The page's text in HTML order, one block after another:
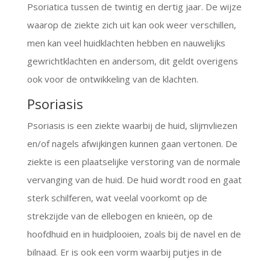
Psoriatica tussen de twintig en dertig jaar. De wijze
waarop de ziekte zich uit kan ook weer verschillen,
men kan veel huidklachten hebben en nauwelijks
gewrichtklachten en andersom, dit geldt overigens
ook voor de ontwikkeling van de klachten.
Psoriasis
Psoriasis is een ziekte waarbij de huid, slijmvliezen
en/of nagels afwijkingen kunnen gaan vertonen. De
ziekte is een plaatselijke verstoring van de normale
vervanging van de huid. De huid wordt rood en gaat
sterk schilferen, wat veelal voorkomt op de
strekzijde van de ellebogen en knieën, op de
hoofdhuid en in huidplooien, zoals bij de navel en de
bilnaad. Er is ook een vorm waarbij putjes in de